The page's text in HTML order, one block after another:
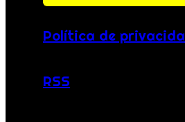
Política de privacida
RSS